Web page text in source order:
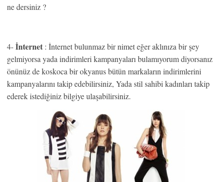
ne dersiniz ?
4-İnternet : İnternet bulunmaz bir nimet eğer aklınıza bir şey
gelmiyorsa yada indirimleri kampanyaları bulamıyorum diyorsanız
önünüz de koskoca bir okyanus bütün markaların indirimlerini
kampanyalarını takip edebilirsiniz, Yada stil sahibi kadınları takip
ederek istediğiniz bilgiye ulaşabilirsiniz.